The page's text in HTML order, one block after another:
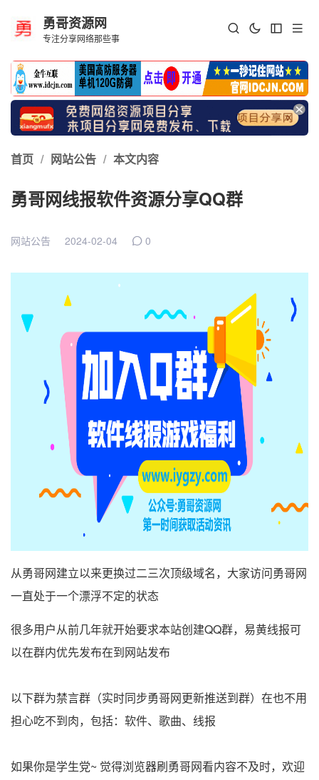
勇哥资源网
专注分享网络那些事
首页 / 网站公告 / 本文内容
勇哥网线报软件资源分享QQ群
网站公告 2024-02-04 0
从勇哥网建立以来更换过二三次顶级域名，大家访问勇哥网
一直处于一个漂浮不定的状态
很多用户从前几年就开始要求本站创建QQ群，易黄线报可
以在群内优先发布在到网站发布
以下群为禁言群（实时同步勇哥网更新推送到群）在也不用
担心吃不到肉，包括：软件、歌曲、线报
如果你是学生党~ 觉得浏览器刷勇哥网看内容不及时，欢迎